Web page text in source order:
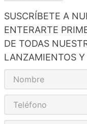
SUSCRÍBETE A
ENTERARTE
DE TODAS
LANZAMIENTOS